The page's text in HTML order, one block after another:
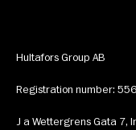
Hultafors Group AB
Registration number:
J a Wettergrens Gata 7,